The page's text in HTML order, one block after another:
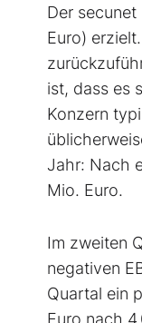
Der
Euro)
ist, dass es
Konzern
Jahr: Nach
Mio. Euro.
Im zweiten
negativen
Quartal ein